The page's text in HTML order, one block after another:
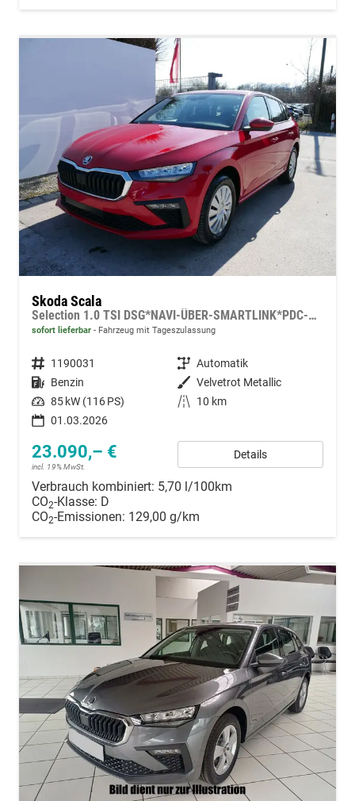
Skoda Scala
Selection 1.0 TSI DSG*NAVI-ÜBER-SMARTLINK*PDC-HI*LED*TEMPOMAT*SHZ*DAB*KLIMA
sofort lieferbar Fahrzeug mit Tageszulassung
Fahrzeugnummer 1190031 Getriebe Automatik
Kraftstoff Benzin Außenfarbe Velvetrot Metallic
Leistung 85 kW (116 PS) Kilometerstand
10 km
01.03.2026
23.090,– €
incl. 19% MwSt.
Details
Verbrauch kombiniert: 5,70 l/100km
CO2-Klasse: D
CO2-Emissionen: 129,00 g/km